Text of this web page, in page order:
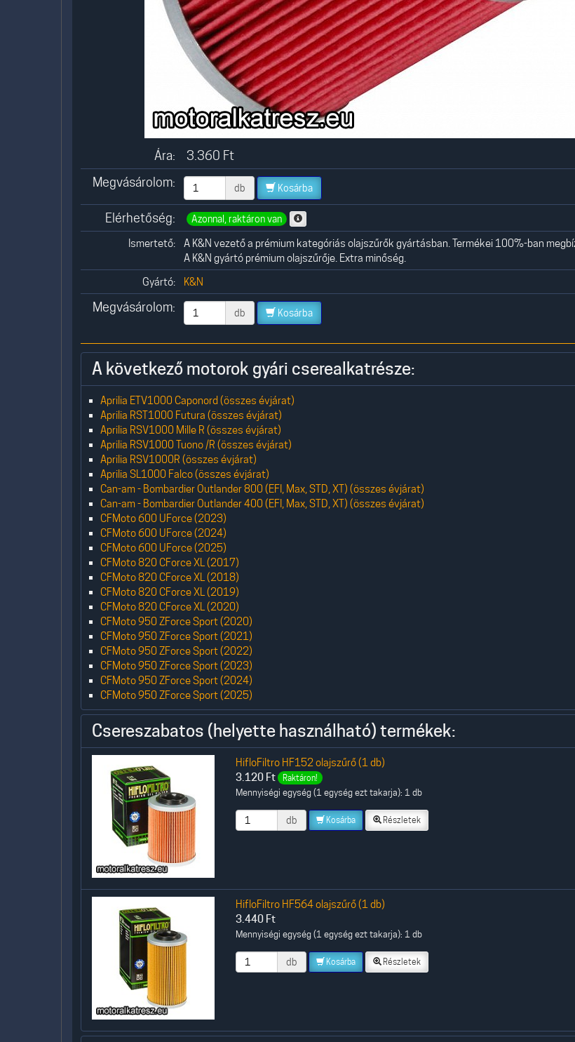
Ára: 3.360 Ft
Megvásárolom:
db Kosárba
Elérhetőség: Azonnal, raktáron van
Ismertető:
A K&N vezető a prémium kategóriás olajszűrők gyártásban. Termékei 100%-ban
A K&N gyártó prémium olajszűrője. Extra minőség.
Gyártó:
K&N
Megvásárolom: db Kosárba
A következő motorok gyári cserealkatrésze:
Aprilia ETV1000 Caponord (összes évjárat)
Aprilia RST1000 Futura (összes évjárat)
Aprilia RSV1000 Mille R (összes évjárat)
Aprilia RSV1000 Tuono /R (összes évjárat)
Aprilia RSV1000R (összes évjárat)
Aprilia SL1000 Falco (összes évjárat)
Can-am - Bombardier Outlander 800 (EFI, Max, STD, XT) (összes évjárat)
Can-am - Bombardier Outlander 400 (EFI, Max, STD, XT) (összes évjárat)
CFMoto 600 UForce (2023)
CFMoto 600 UForce (2024)
CFMoto 600 UForce (2025)
CFMoto 820 CForce XL (2017)
CFMoto 820 CForce XL (2018)
CFMoto 820 CForce XL (2019)
CFMoto 820 CForce XL (2020)
CFMoto 950 ZForce Sport (2020)
CFMoto 950 ZForce Sport (2021)
CFMoto 950 ZForce Sport (2022)
CFMoto 950 ZForce Sport (2023)
CFMoto 950 ZForce Sport (2024)
CFMoto 950 ZForce Sport (2025)
Csereszabatos (helyette használható) termékek:
HifloFiltro HF152 olajszűrő (1 db)
3.120 Ft Raktáron!
Mennyiségi egység (1 egység ezt takarja): 1 db
db Kosárba Részletek
HifloFiltro HF564 olajszűrő (1 db)
3.440 Ft
Mennyiségi egység (1 egység ezt takarja): 1 db
db Kosárba Részletek